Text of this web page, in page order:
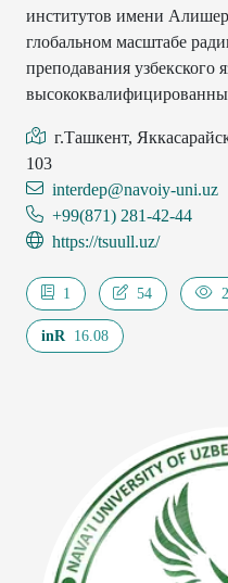
институтов имени
глобальном масштабе
преподавания узбекского
г.Ташкент,
103
interdep@navoiy-uni.uz
+99(871) 281-42-44
https://tsuull.uz/
1 54
inR 16.08